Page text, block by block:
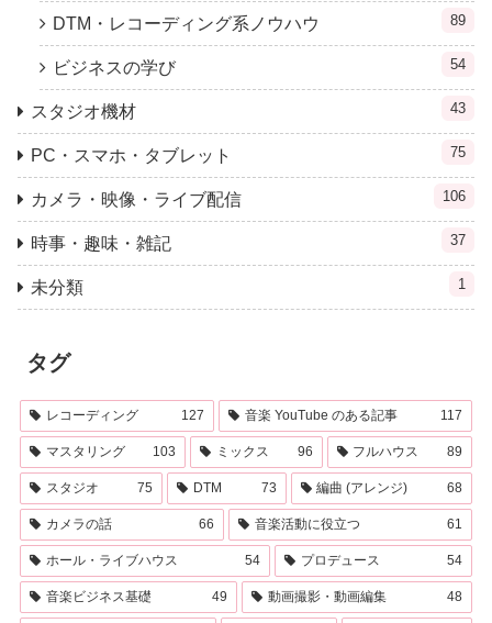
DTM・レコーディング系ノウハウ 89
ビジネスの学び 54
スタジオ機材 43
PC・スマホ・タブレット 75
カメラ・映像・ライブ配信 106
時事・趣味・雑記 37
未分類 1
タグ
レコーディング 127 音楽 YouTube のある記事 117
マスタリング 103 ミックス 96 フルハウス 89
スタジオ 75 DTM 73 編曲 (アレンジ) 68
カメラの話 66 音楽活動に役立つ 61
ホール・ライブハウス 54 プロデュース 54
音楽ビジネス基礎 49 動画撮影・動画編集 48